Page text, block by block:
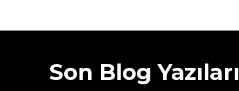
Son Blog Yazıları